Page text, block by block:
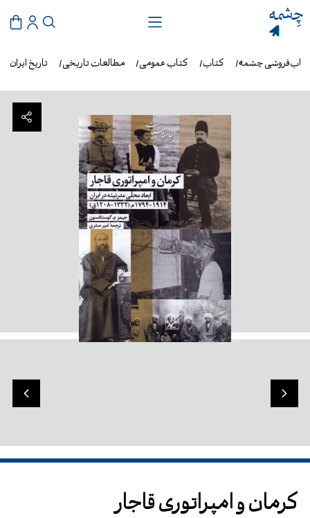
تاریخ ایران مطالعات تاریخی کتاب عمومی کتاب چشمه
کرمان و امپراتوری قاجار